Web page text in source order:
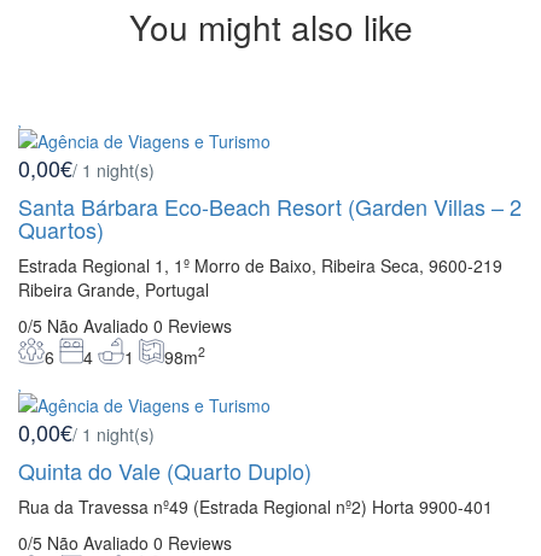
You might also like
0,00€/ 1 night(s)
Santa Bárbara Eco-Beach Resort (Garden Villas – 2
Quartos)
Estrada Regional 1, 1º Morro de Baixo, Ribeira Seca, 9600-219
Ribeira Grande, Portugal
0/5 Não Avaliado 0 Reviews
6
4 1 98m2
0,00€/ 1 night(s)
Quinta do Vale (Quarto Duplo)
Rua da Travessa nº49 (Estrada Regional nº2) Horta 9900-401
0/5 Não Avaliado 0 Reviews